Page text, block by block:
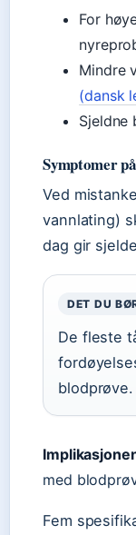
For
Mindre
(dansk
Sjeldne
Symptomer
Ved
vannlating)
dag gir
DET DU
De fleste
blodprøve.
med
Fem